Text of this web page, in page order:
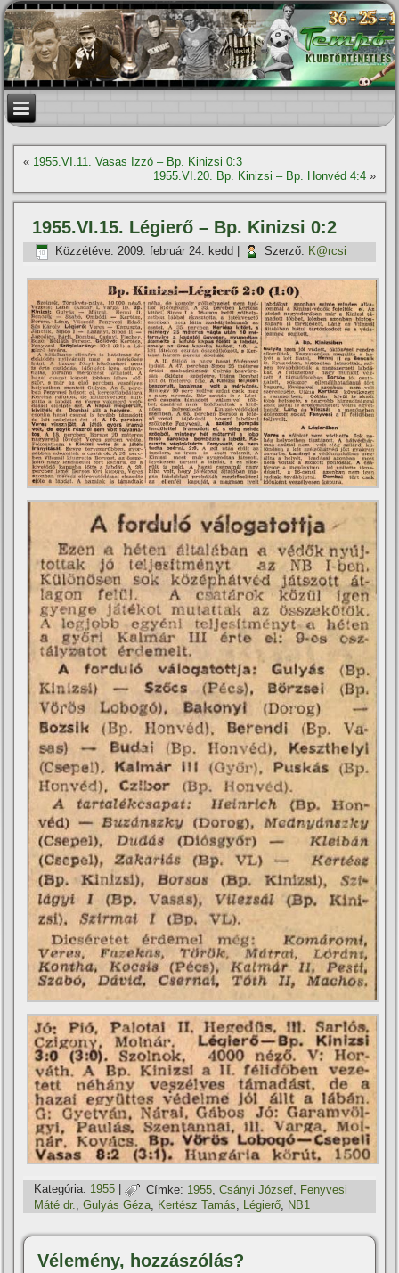
« 1955.VI.11. Vasas Izzó – Bp. Kinizsi 0:3
1955.VI.20. Bp. Kinizsi – Bp. Honvéd 4:4»
1955.VI.15. Légierő – Bp. Kinizsi 0:2
Közzétéve: 2009. február 24. kedd Szerző: K@rcsi
Kategória: 1955 | Címke: 1955 ,Csányi József Fenyvesi
Máté dr.,Gulyás Géza, Kertész Tamás, Légierő, NB1
Vélemény, hozzászólás?